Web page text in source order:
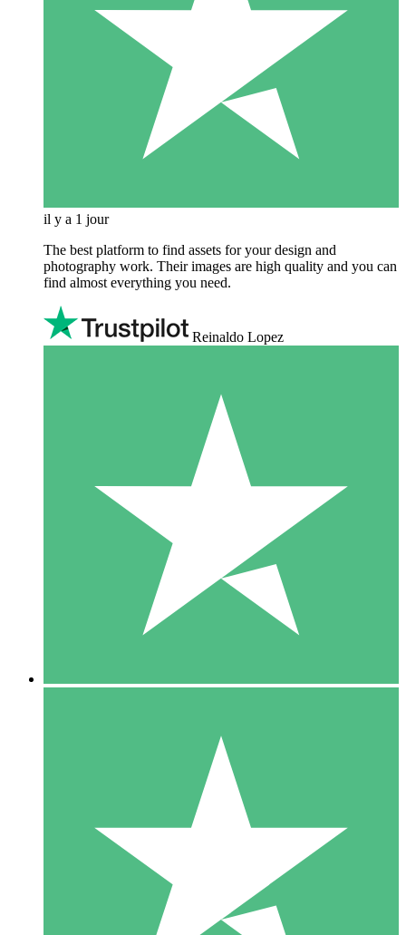
il y a 1 jour
The best platform to find assets for your design and
photography work. Their images are high quality and you can
find almost everything you need.
Reinaldo Lopez